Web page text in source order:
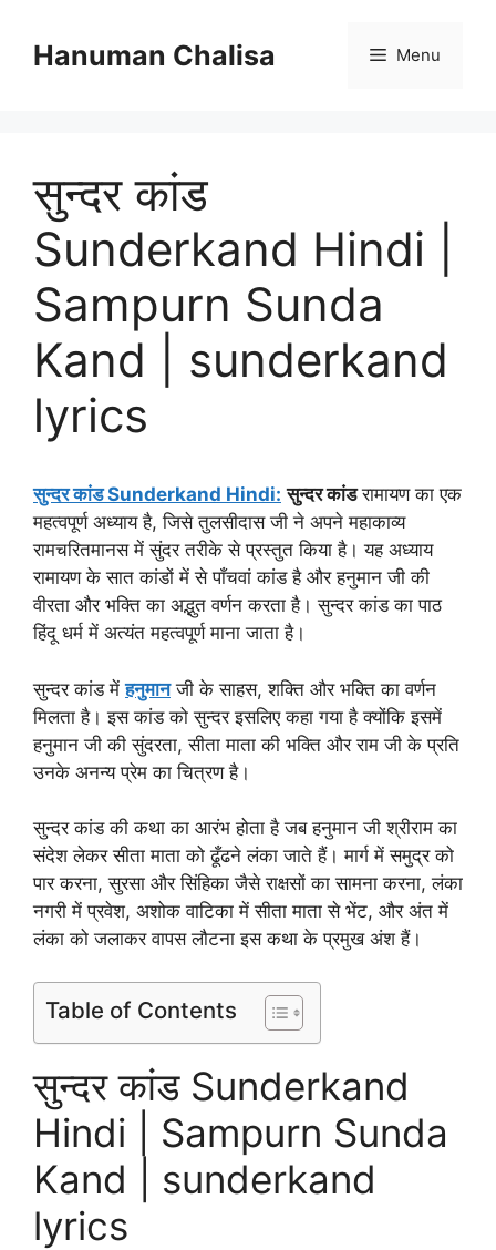
contentHanuman Chalisa Menu
सुन्दर कांड
Sunderkand Hindi |
Sampurn Sunda
Kand | sunderkand
lyrics
सुन्दर कांड Sunderkand Hindi: सुन्दर कांडरामायण का एक
महत्वपूर्ण अध्याय है, जिसे तुलसीदास जी ने अपने महाकाव्य
रामचरितमानस में सुंदर तरीके से प्रस्तुत किया है। यह अध्याय
रामायण के सात कांडों में से पाँचवां कांड है और हनुमान जी की
वीरता और भक्ति का अद्भुत वर्णन करता है। सुन्दर कांड का पाठ
हिंदू धर्म में अत्यंत महत्वपूर्ण माना जाता है।
सुन्दर कांड मेंहनुमानजी के साहस, शक्ति और भक्ति का वर्णन
मिलता है। इस कांड को सुन्दर इसलिए कहा गया है क्योंकि इसमें
हनुमान जी की सुंदरता, सीता माता की भक्ति और राम जी के प्रति
उनके अनन्य प्रेम का चित्रण है।
सुन्दर कांड की कथा का आरंभ होता है जब हनुमान जी श्रीराम का
संदेश लेकर सीता माता को ढूँढने लंका जाते हैं। मार्ग में समुद्र को
पार करना, सुरसा और सिंहिका जैसे राक्षसों का सामना करना, लंका
नगरी में प्रवेश, अशोक वाटिका में सीता माता से भेंट, और अंत में
लंका को जलाकर वापस लौटना इस कथा के प्रमुख अंश हैं।
Table of Contents
सुन्दर कांड Sunderkand
Hindi | Sampurn Sunda
Kand | sunderkand
lyrics